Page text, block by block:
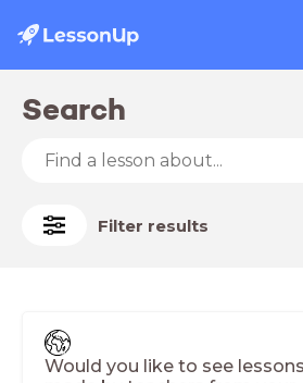
Search
Filter results
Would you like to see